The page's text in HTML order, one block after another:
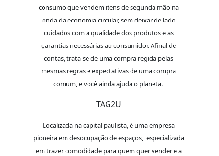
consumo que vendem itens de segunda mão na
onda da economia circular, sem deixar de lado
cuidados com a qualidade dos produtos e as
garantias necessárias ao consumidor. Afinal de
contas, trata-se de uma compra regida pelas
mesmas regras e expectativas de uma compra
comum, e você ainda ajuda o planeta.
TAG2U
Localizada na capital paulista, é uma empresa
pioneira em desocupação de espaços, especializada
em trazer comodidade para quem quer vender e a